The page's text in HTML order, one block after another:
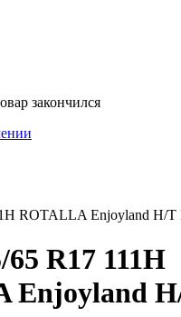
закончился
ROTALLA Enjoyland H/T
R17 111H
Enjoyland